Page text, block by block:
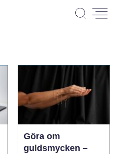
Göra om
guldsmycken –